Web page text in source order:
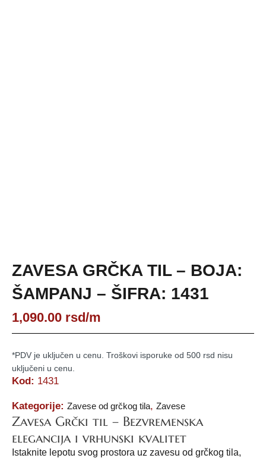
ZAVESA GRČKA TIL – BOJA:
ŠAMPANJ – ŠIFRA: 1431
1,090.00 rsd/m
*PDV je uključen u cenu. Troškovi isporuke od 500 rsd nisu
uključeni u cenu.
Kod: 1431
Kategorije: Zavese od grčkog tila, Zavese
Zavesa Grčki til – Bezvremenska
elegancija i vrhunski kvalitet
Istaknite lepotu svog prostora uz zavesu od grčkog tila,